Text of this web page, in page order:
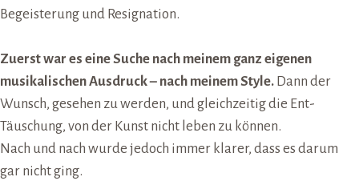
Begeisterung und Resignation.
Zuerst war es eine Suche nach meinem ganz eigenen
musikalischen Ausdruck – nach meinem Style. Dann der
Wunsch, gesehen zu werden, und gleichzeitig die Ent-
Täuschung, von der Kunst nicht leben zu können.
Nach und nach wurde jedoch immer klarer, dass es darum
gar nicht ging.